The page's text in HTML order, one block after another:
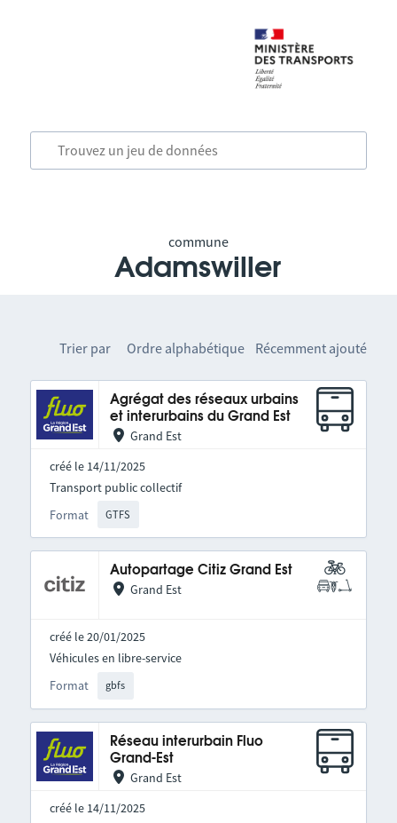
commune
Adamswiller
Trier par Ordre alphabétique Récemment ajouté
Agrégat des réseaux urbains
et interurbains du Grand Est
Grand Est
créé le 14/11/2025
Format GTFS
Transport public collectif
Autopartage Citiz Grand Est
Grand Est
créé le 20/01/2025
Format gbfs
Véhicules en libre-service
Réseau interurbain Fluo
Grand-Est
Grand Est
créé le 14/11/2025